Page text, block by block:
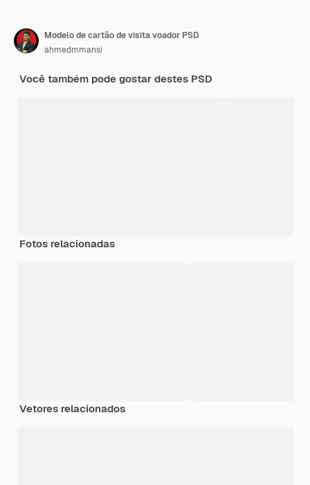
Modelo de cartão de visita voador PSD
ahmedmmansi
Você também pode gostar destes PSD
Fotos relacionadas
Vetores relacionados